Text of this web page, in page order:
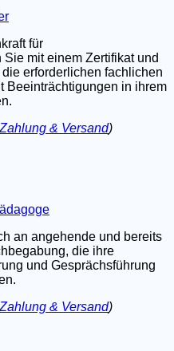
für
mit einem Zertifikat und
erforderlichen fachlichen
Beeinträchtigungen in ihrem
Zahlung & Versand)
an angehende und bereits
die ihre
und Gesprächsführung
Zahlung & Versand)